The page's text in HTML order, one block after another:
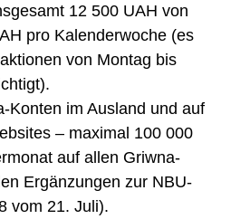
12 500 UAH von
pro Kalenderwoche (es
von Montag bis
Konten im Ausland und auf
– maximal 100 000
auf allen Griwna-
Ergänzungen zur NBU-
vom 21. Juli).